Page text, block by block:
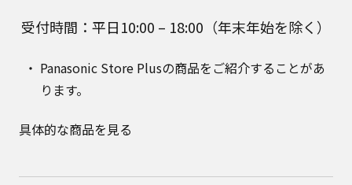
受付時間：平日10:00 – 18:00（年末年始を除く）
Panasonic Store Plusの商品をご紹介することがあ
ります。
具体的な商品を見る